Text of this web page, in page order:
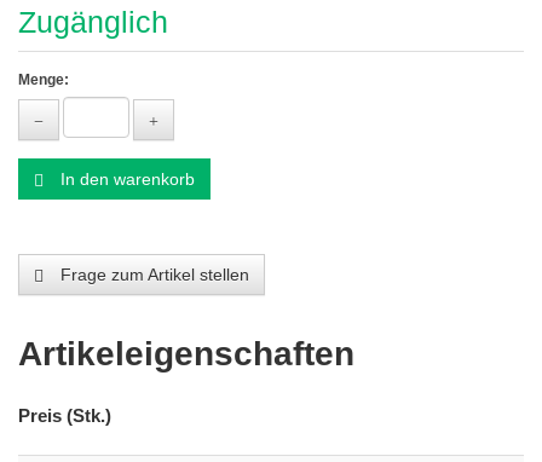
Zugänglich
Menge:
In den warenkorb
Frage zum Artikel stellen
Artikeleigenschaften
Preis (Stk.)